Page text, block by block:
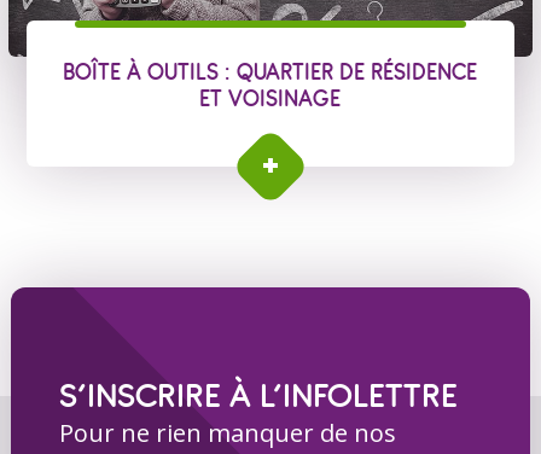
BOÎTE À OUTILS : QUARTIER DE RÉSIDENCE
ET VOISINAGE
voisinage
S’INSCRIRE À L’INFOLETTRE
Pour ne rien manquer de nos